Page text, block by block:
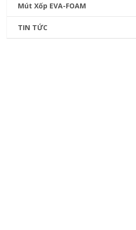
Mút Xốp EVA-FOAM
TIN TỨC